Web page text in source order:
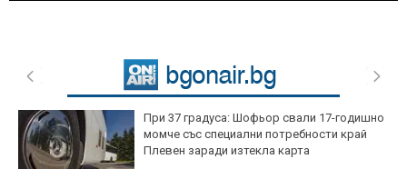
При 37 градуса: Шофьор свали 17-годишно
момче със специални потребности край
Плевен заради изтекла карта